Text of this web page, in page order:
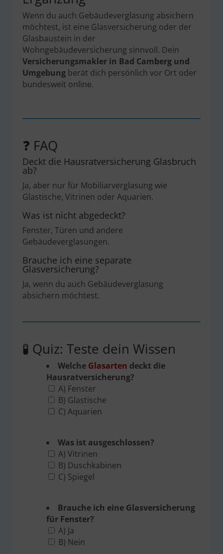
Wenn du auch Gebäudeverglasung absichern
möchtest, ist eine Glasversicherung oder der
Glasbaustein in der
Wohngebäudeversicherung sinnvoll. Dein
Versicherungsmakler in Bad Camberg und
Umgebung berät dich persönlich vor Ort oder
bundesweit online.
❓ FAQ
Deckt die Hausratversicherung Glasbruch
ab?
Ja, aber nur für Mobiliarverglasung wie
Glastische, Vitrinen oder Aquarien.
Was ist nicht abgedeckt?
Fenster, Türen und andere
Gebäudeverglasungen.
Brauche ich eine separate
Glasversicherung?
Ja, wenn du auch Gebäudeverglasung
absichern möchtest.
🧪 Quiz: Teste dein Wissen
Welche Glasarten deckt die
Hausratversicherung?
A) Fenster
B) Glastische
C) Aquarien
Was ist ausgeschlossen?
A) Vitrinen
B) Duschkabinen
C) Spiegel
Brauche ich eine Glasversicherung
für Fenster?
A) Ja
B) Nein